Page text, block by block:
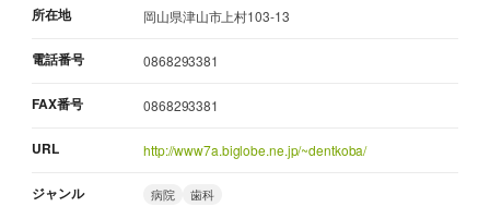
所在地 岡山県津山市上村103-13
電話番号 0868293381
FAX番号 0868293381
URL http://www7a.biglobe.ne.jp/~dentkoba/
ジャンル 病院 歯科